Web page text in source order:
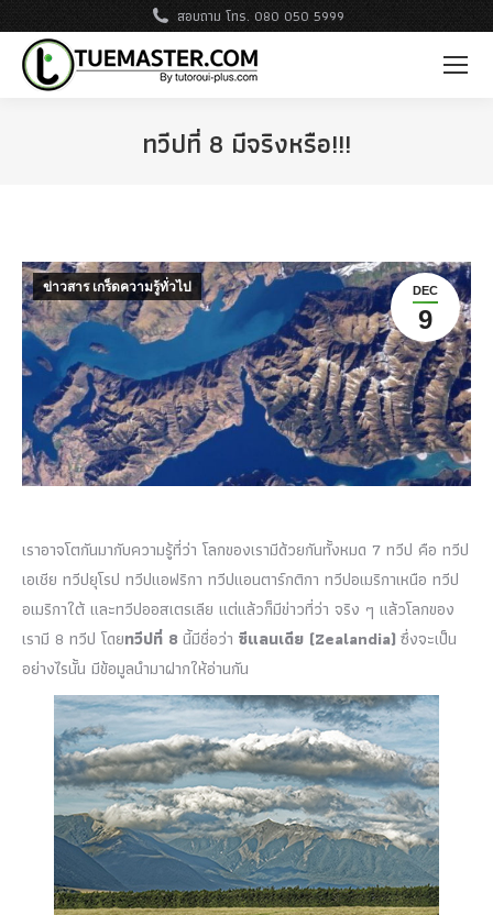
สอบถาม โทร. 080 050 5999
ทวีปที่ 8 มีจริงหรือ!!!
DEC
9
ข่าวสาร เกร็ดความรู้ทั่วไป
เราอาจโตกันมากับความรู้ที่ว่า โลกของเรามีด้วยกันทั้งหมด 7 ทวีป คือ ทวีป
เอเชีย ทวีปยุโรป ทวีปแอฟริกา ทวีปแอนตาร์กติกา ทวีปอเมริกาเหนือ ทวีป
อเมริกาใต้ และทวีปออสเตรเลีย แต่แล้วก็มีข่าวที่ว่า จริง ๆ แล้วโลกของ
เรามี 8 ทวีป โดยทวีปที่ 8 นี้มีชื่อว่า ซีแลนเดีย (Zealandia) ซึ่งจะเป็น
อย่างไรนั้น มีข้อมูลนำมาฝากให้อ่านกัน